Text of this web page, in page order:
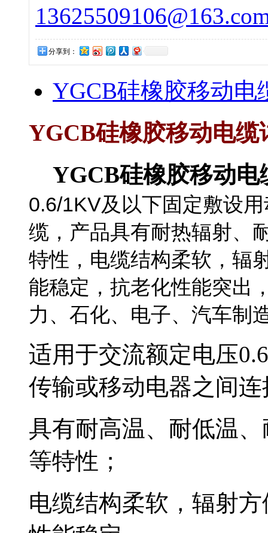
分享到：
YGCB硅橡胶移动电缆
YGCB硅橡胶移动电缆
YGCB硅橡胶移动电
0.6/1KV及以下固定敷设
缆，产品具有耐热辐射、
特性，电缆结构柔软，
能稳定，抗老化性能突出
力、石化、电子、汽车
适用于交流额定电压
传输或移动电器之间连接
具有耐高温、耐低温
等特性；
电缆结构柔软，辐射